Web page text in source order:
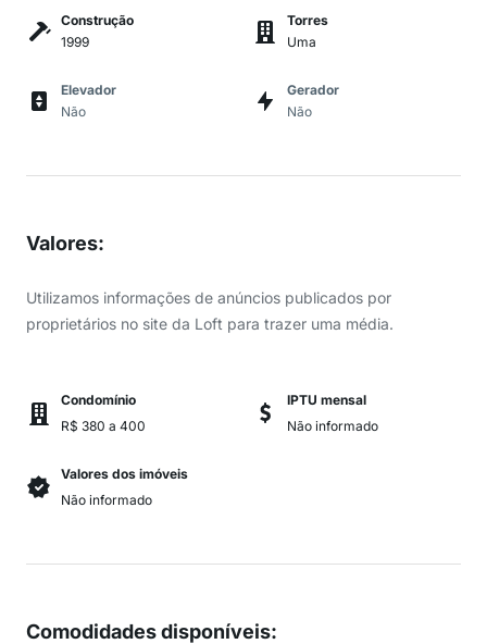
Construção
1999
Torres
Uma
Elevador
Não
Gerador
Não
Valores:
Utilizamos informações de anúncios publicados por
proprietários no site da Loft para trazer uma média.
Condomínio
R$ 380 a 400
IPTU mensal
Não informado
Valores dos imóveis
Não informado
Comodidades disponíveis: